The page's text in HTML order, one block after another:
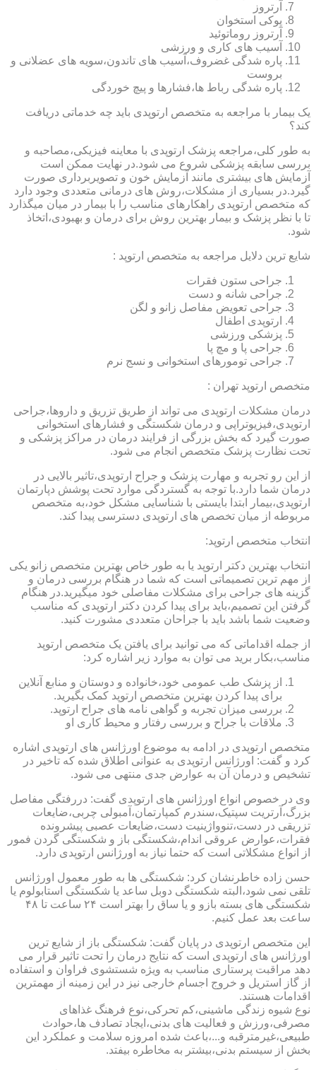
آرتروز
پوکی استخوان
آرتروز روماتوئید
آسیب های کاری و ورزشی
پاره شدگی غضروف،آسیب های تاندون،سویه های عضلانی و
بروست
پاره شدگی رباط ها،فشارها و پیچ خوردگی
یک بیمار با مراجعه به متخصص ارتوپدی باید چه خدماتی دریافت
کند؟
به طور کلی،مراجعه پزشک ارتوپدی با معاینه فیزیکی،مصاحبه و
بررسی سابقه پزشکی شروع می شود.در نهایت ممکن است
آزمایش های بیشتری مانند آزمایش خون و تصویربرداری صورت
گیرد.در بسیاری از مشکلات،روش های درمانی متعددی وجود دارد
که متخصص ارتوپدی راهکارهای مناسب را با بیمار در میان میگذارد
تا با نظر پزشک و بیمار بهترین روش برای درمان و بهبودی،اتخاذ
شود.
شایع ترین دلایل مراجعه به متخصص ارتوپد :
جراحی ستون فقرات
جراحی شانه و دست
جراحی تعویض مفاصل زانو و لگن
ارتوپدی اطفال
پزشکی ورزشی
جراحی پا و مچ پا
جراحی تومورهای استخوانی و نسج نرم
متخصص ارتوپد تهران :
درمان مشکلات ارتوپدی می تواند از طریق تزریق و داروها،جراحی
ارتوپدی،فیزیوتراپی و درمان شکستگی و فشارهای استخوانی
صورت گیرد که بخش بزرگی از فرایند درمان در مراکز پزشکی و
تحت نظارت پزشک متخصص انجام می شود.
از این رو تجربه و مهارت پزشک و جراح ارتوپدی،تاثیر بالایی در
درمان شما دارد.با توجه به گستردگی موارد تحت پوشش دپارتمان
ارتوپدی،بیمار ابتدا بایستی با شناسایی مشکل خود،به متخصص
مربوطه از میان تخصص های ارتوپدی دسترسی پیدا کند.
انتخاب متخصص ارتوپد:
انتخاب بهترین دکتر ارتوپد یا به طور خاص بهترین متخصص زانو یکی
از مهم ترین تصمیماتی است که شما در هنگام بررسی درمان و
گزینه های جراحی برای مشکلات مفاصلی خود میگیرید.در هنگام
گرفتن این تصمیم،باید برای پیدا کردن دکتر ارتوپدی که مناسب
وضعیت شما باشد باید با جراحان متعددی مشورت کنید.
از جمله اقداماتی که می توانید برای یافتن یک متخصص ارتوپد
مناسب،بکار برید می توان به موارد زیر اشاره کرد:
از پزشک طب عمومی خود،خانواده و دوستان و منابع آنلاین
برای پیدا کردن بهترین متخصص ارتوپد کمک بگیرید.
بررسی میزان تجربه و گواهی نامه های جراح ارتوپد.
ملاقات با جراح و بررسی رفتار و محیط کاری او
متخصص ارتوپدی در ادامه به موضوع اورژانس های ارتوپدی اشاره
کرد و گفت: اورژانس ارتوپدی به عنوانی اطلاق شده که تاخیر در
تشخیص و درمان آن به عوارض جدی منتهی می شود.
وی در خصوص انواع اورژانس های ارتوپدی گفت: دررفتگی مفاصل
بزرگ،آرتریت سپتیک،سندرم کمپارتمان،آمبولی چربی،ضایعات
تزریقی در دست،تنوواژینیت دست،ضایعات عصبی پیشرونده
فقرات،عوارض عروقی اندام،شکستگی باز و شکستگی گردن فمور
از انواع مشکلاتی است که حتما نیاز به اورژانس ارتوپدی دارد.
حسن زاده خاطرنشان کرد: شکستگی ها به طور معمول اورژانس
تلقی نمی شود،البته شکستگی دوبل ساعد یا شکستگی استابولوم یا
شکستگی های بسته بازو و یا ساق را بهتر است ۲۴ ساعت تا ۴۸
ساعت بعد عمل کنیم.
این متخصص ارتوپدی در پایان گفت: شکستگی باز از شایع ترین
اورژانس های ارتوپدی است که نتایج درمان را تحت تاثیر قرار می
دهد مراقبت پرستاری مناسب به ویژه شستشوی فراوان و استفاده
از گاز استریل و خروج اجسام خارجی نیز در این زمینه از مهمترین
اقدامات هستند.
نوع شیوه زندگی ماشینی،کم تحرکی،نوع فرهنگ غذاهای
مصرفی،ورزش و فعالیت های بدنی،ایجاد تصادف ها،حوادث
طبیعی،غیرمترقبه و...،باعث شده امروزه سلامت و عملکرد این
بخش از سیستم بدنی،بیشتر به مخاطره بیفتد.